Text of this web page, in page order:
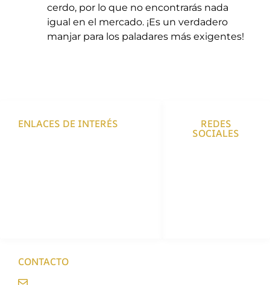
cerdo, por lo que no encontrarás nada
igual en el mercado. ¡Es un verdadero
manjar para los paladares más exigentes!
CONTACTO
REDES
SOCIALES
ENLACES DE INTERÉS